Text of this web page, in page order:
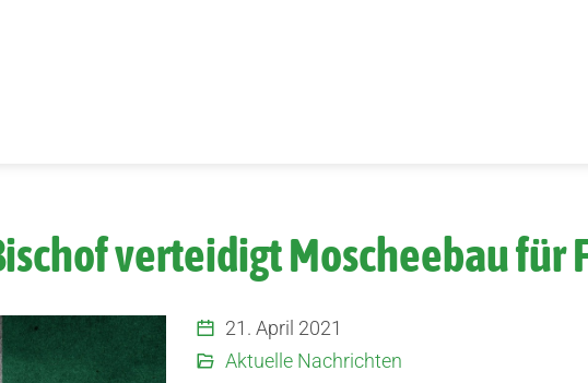
verteidigt Moscheebau für
21. April 2021
Aktuelle Nachrichten